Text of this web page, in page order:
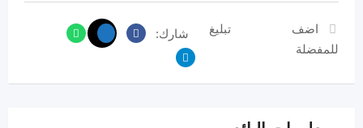
اضف
للمفضلة
تبليغ شارك: